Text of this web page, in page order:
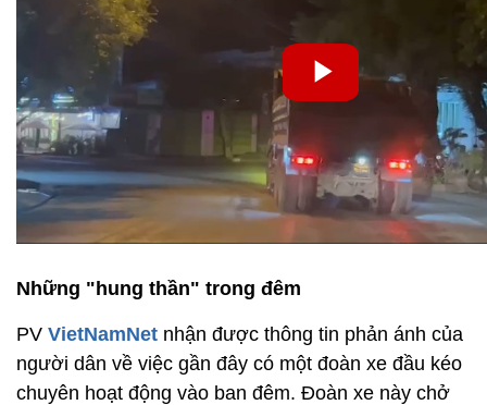
Những "hung thần" trong đêm
PV VietNamNet nhận được thông tin phản ánh của
người dân về việc gần đây có một đoàn xe đầu kéo
chuyên hoạt động vào ban đêm. Đoàn xe này chở